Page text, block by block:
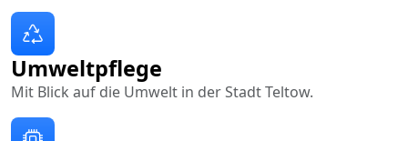
Umweltpflege
Mit Blick auf die Umwelt in der Stadt Teltow.